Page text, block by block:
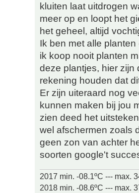
kluiten laat uitdrogen
meer op en loopt het
het geheel, altijd
Ik ben met alle
ik koop nooit planten
deze plantjes, hier zijn
rekening houden dat
Er zijn uiteraard nog
kunnen maken bij jou
zien deed het
wel afschermen zoals
geen zon van achter
soorten google't
2017 min. -08.1ºC --- max.
2018 min. -08.6ºC --- max.